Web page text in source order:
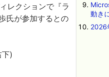
レクションで『ラ
氏が参加するとの
)
動き
2026